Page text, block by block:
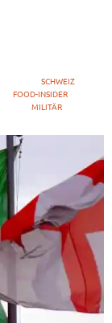
SCHWEIZ
FOOD-INSIDER
MILITÄR